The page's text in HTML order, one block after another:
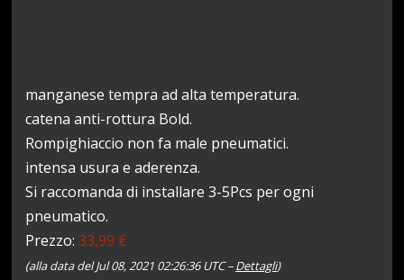
manganese tempra ad alta temperatura.
catena anti-rottura Bold.
Rompighiaccio non fa male pneumatici.
intensa usura e aderenza.
Si raccomanda di installare 3-5Pcs per ogni
pneumatico.
Prezzo:33,99 €
(alla data del Jul 08, 2021 02:26:36 UTC –Dettagli)